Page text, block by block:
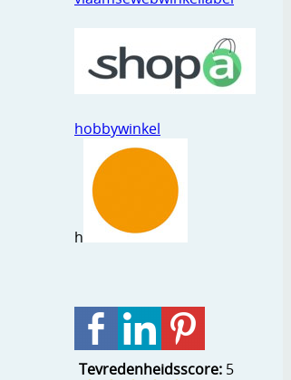
hobbywinkel
h
Tevredenheidsscore: 5